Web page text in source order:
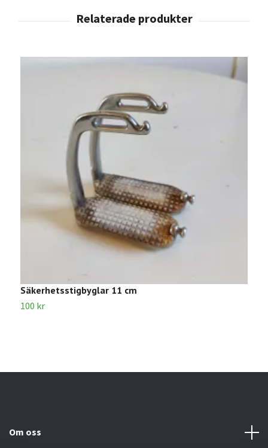
Säkerhetsstigbyglar 11 cm
100 kr
Om oss